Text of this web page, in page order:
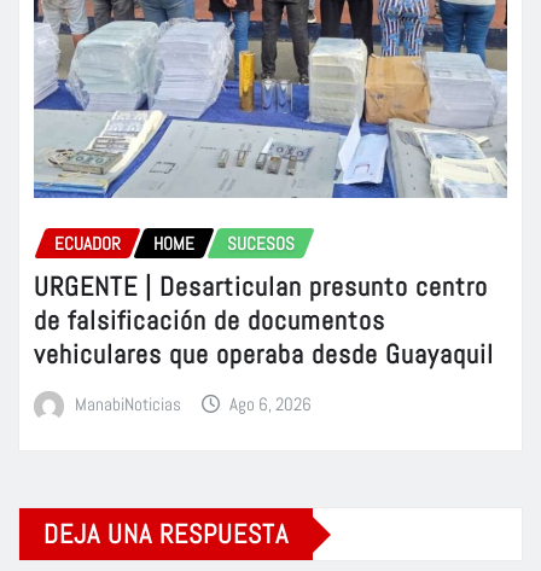
ECUADOR HOME SUCESOS
URGENTE | Desarticulan presunto centro
de falsificación de documentos
vehiculares que operaba desde Guayaquil
ManabiNoticias Ago 6, 2026
DEJA UNA RESPUESTA